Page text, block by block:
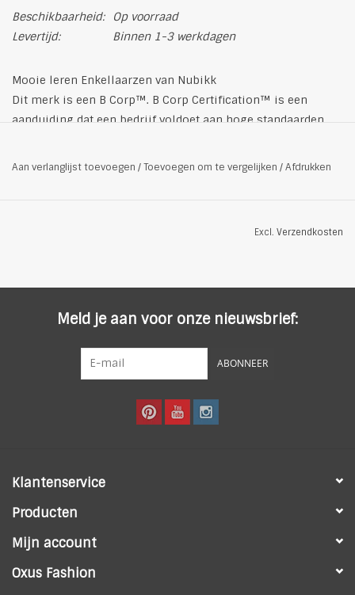
Beschikbaarheid:
Op voorraad
Levertijd:
Binnen 1-3 werkdagen
Mooie leren Enkellaarzen van Nubikk
Dit merk is een B Corp™. B Corp Certification™ is een
aanduiding dat een bedrijf voldoet aan hoge standaarden
transparantie met betrekking tot factoren van
Hakhoogte: 3.5 cm
Aan verlanglijst toevoegen /Toevoegen om te vergelijken /Afdrukken
Excl. Verzendkosten
Meld je aan voor onze nieuwsbrief:
ABONNEER
Klantenservice
Producten
Mijn account
Oxus Fashion